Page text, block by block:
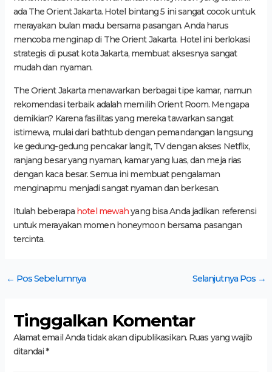
ada The Orient Jakarta. Hotel bintang 5 ini sangat cocok untuk
merayakan bulan madu bersama pasangan. Anda harus
mencoba menginap di The Orient Jakarta. Hotel ini berlokasi
strategis di pusat kota Jakarta, membuat aksesnya sangat
mudah dan nyaman.
The Orient Jakarta menawarkan berbagai tipe kamar, namun
rekomendasi terbaik adalah memilih Orient Room. Mengapa
demikian? Karena fasilitas yang mereka tawarkan sangat
istimewa, mulai dari bathtub dengan pemandangan langsung
ke gedung-gedung pencakar langit, TV dengan akses Netflix,
ranjang besar yang nyaman, kamar yang luas, dan meja rias
dengan kaca besar. Semua ini membuat pengalaman
menginapmu menjadi sangat nyaman dan berkesan.
Itulah beberapa hotel mewahyang bisa Anda jadikan referensi
untuk merayakan momen honeymoon bersama pasangan
tercinta.
← Pos Sebelumnya Selanjutnya Pos →
Tinggalkan Komentar
Alamat email Anda tidak akan dipublikasikan. Ruas yang wajib
ditandai*